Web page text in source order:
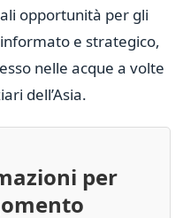
opportunità per gli
e strategico,
nelle acque a volte
dell’Asia.
per